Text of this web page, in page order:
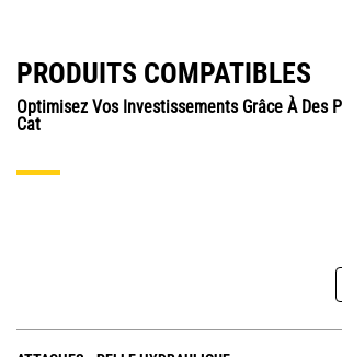
PRODUITS COMPATIBLES
Optimisez Vos Investissements Grâce À Des
Cat